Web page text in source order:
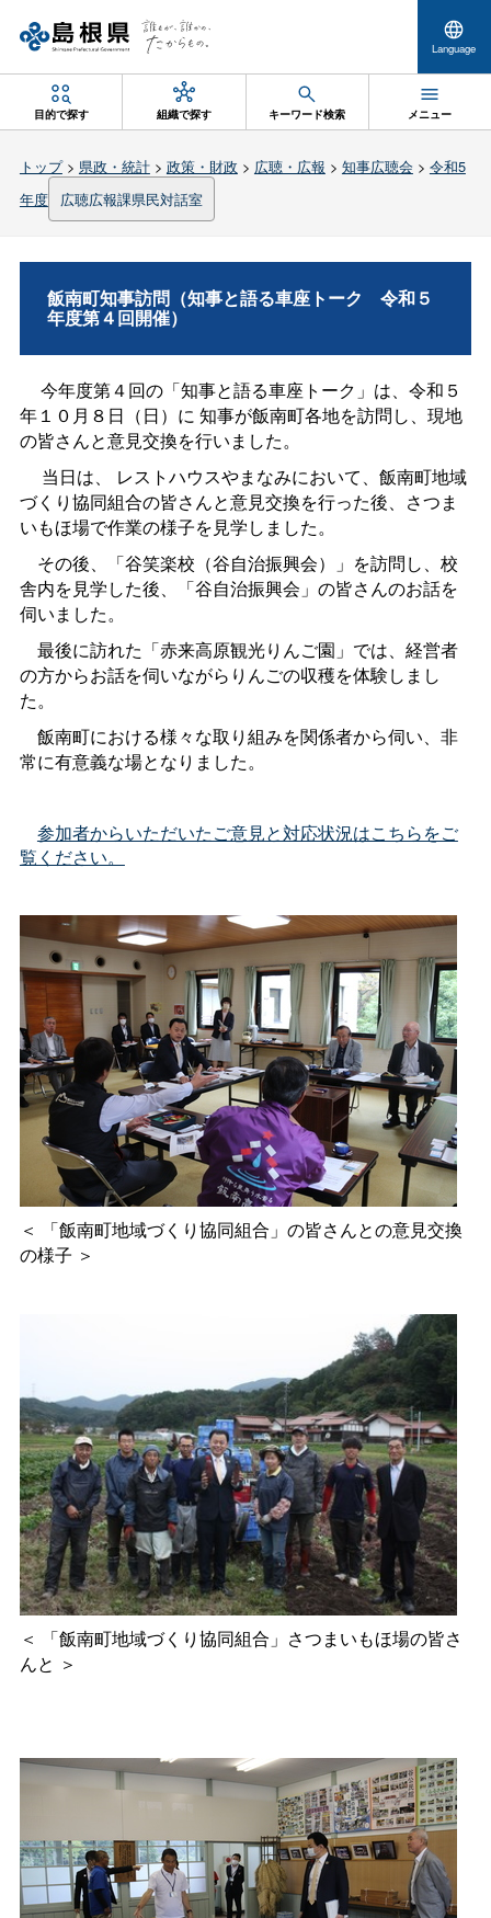
Language
目的で探す 組織で探す キーワード検索 メニュー
トップ> 県政・統計> 政策・財政 > 広聴・広報 > 知事広聴会 > 令和5
年度
広聴広報課県民対話室
飯南町知事訪問（知事と語る車座トーク 令和５
年度第４回開催）
今年度第４回の「知事と語る車座トーク」は、令和５
年１０月８日（日）に 知事が飯南町各地を訪問し、現地
の皆さんと意見交換を行いました。
当日は、
レストハウスやまなみにおいて、飯南町地域
づくり協同組合の皆さんと意見交換を行った後、さつま
いもほ場で作業の様子を見学しました。
その後、「谷笑楽校（谷自治振興会）」を訪問し、校
舎内を見学した後、「谷自治振興会」の皆さんのお話を
伺いました。
最後に訪れた「赤来高原観光りんご園」では、経営者
の方からお話を伺いながらりんごの収穫を体験しまし
た。
飯南町における様々な取り組みを関係者から伺い、非
常に有意義な場となりました。
参加者からいただいたご意見と対応状況はこちらをご
覧ください。
＜
「飯南町地域づくり協同組合」の皆さんとの意見交換
の様子 ＞
＜
「飯南町地域づくり協同組合」さつまいもほ場の皆さ
んと
＞